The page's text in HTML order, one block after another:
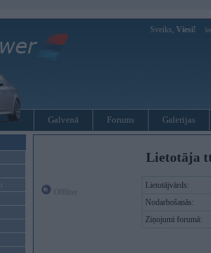
Sveiks, Viesi!
Galvenā Forums Galerijas
Lietotāja
Lietotājvārds:
Nodarbošanās:
Ziņojumi forumā: